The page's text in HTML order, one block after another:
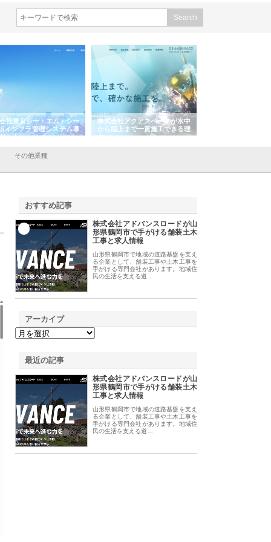
社東京シー・エム・シー
インフラ管理システム導
ット
株式会社アクアスペースが水中
から陸上まで一貫施工できる理
由
その他業種
おすすめ記事
株式会社アドバンスロードが山
形県鶴岡市で手がける舗装土木
工事と求人情報
山形県鶴岡市で地域の道路基盤を支え
る企業として、舗装工事や土木工事を
手がける専門会社があります。地域住
民の生活を支える道…
アーカイブ
最近の記事
株式会社アドバンスロードが山
形県鶴岡市で手がける舗装土木
工事と求人情報
山形県鶴岡市で地域の道路基盤を支え
る企業として、舗装工事や土木工事を
手がける専門会社があります。地域住
民の生活を支える道…